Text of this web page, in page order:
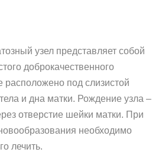
узел представляет собой
доброкачественного
расположено под слизистой
и дна матки. Рождение узла –
отверстие шейки матки. При
необходимо
лечить.